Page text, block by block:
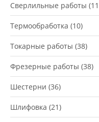
Сверлильные работы
Термообработка (10)
Токарные работы (38)
Фрезерные работы (38)
Шестерни (36)
Шлифовка (21)